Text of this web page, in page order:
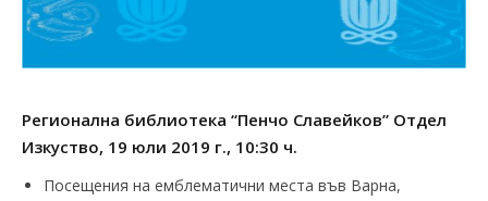
Регионална библиотека “Пенчо Славейков” Отдел
Изкуство, 19 юли 2019 г., 10:30 ч.
Посещения на емблематични места във Варна,